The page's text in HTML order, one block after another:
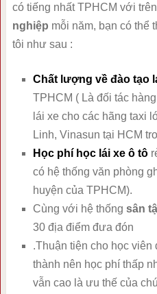
có tiếng nhất TPHCM với trên
nghiệp mỗi năm, bạn có thể
tôi như sau :
Chất lượng về đào tạo
TPHCM ( Là đối tác
lái xe cho các hãng taxi
Linh, Vinasun tại HCM
Học phí học lái xe ô tô
có hệ thống văn phòng
huyện của TPHCM).
Cùng với hệ thống sân
30 địa điểm đưa đón
.Thuận tiện cho học
thành nên học phí thấp
vẫn cao là ưu thế của